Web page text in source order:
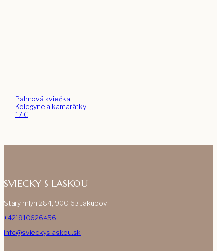
Palmová sviečka –
Kolegyne a kamarátky
17€
SVIECKY S LASKOU
Starý mlyn 284, 900 63 Jakubov
+421910626456
info@svieckyslaskou.sk